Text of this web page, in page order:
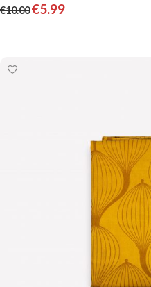
€10.00€5.99